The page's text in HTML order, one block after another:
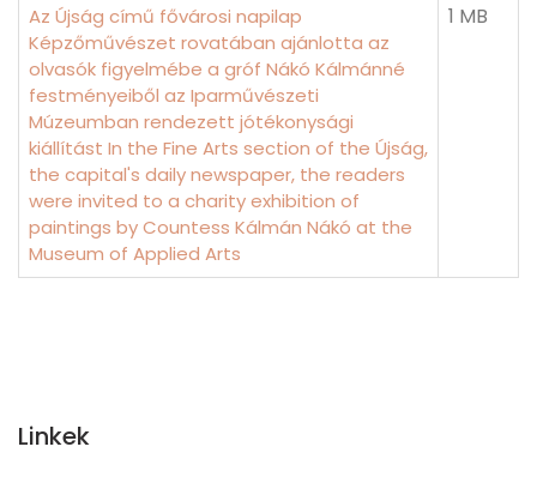
Az Újság című fővárosi napilap
Képzőművészet rovatában ajánlotta az
olvasók figyelmébe a gróf Nákó Kálmánné
festményeiből az Iparművészeti
Múzeumban rendezett jótékonysági
kiállítást In the Fine Arts section of the Újság,
the capital's daily newspaper, the readers
were invited to a charity exhibition of
paintings by Countess Kálmán Nákó at the
Museum of Applied Arts
1 MB
Linkek